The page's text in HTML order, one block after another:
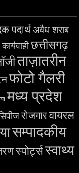
पदार्थअवैध शराब
छत्तीसगढ़
ताज़ातरीन
फोटो गैलरी
मध्य प्रदेश
रोजगारवायरल
सम्पादकीय
स्पोर्ट्सस्वाथ्य